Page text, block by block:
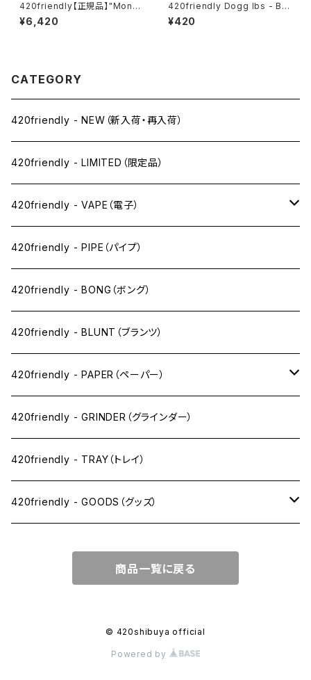
420friendly【正規品】"Monk
ey Pipe" ジェットパル / JET P
AL (スクリーン10枚付き)
¥6,420
420friendly Dogg lbs - Blu
e Paisley Rolling Papers /
1¼サイズ・50枚入
¥420
CATEGORY
420friendly - NEW（新入荷・再入荷）
420friendly - LIMITED（限定品）
420friendly - VAPE（電子）
ペン下
ニコパフ系
ドライ系
ワックス系
420friendly - PIPE（パイプ）
420friendly - BONG（ボング）
420friendly - BLUNT（ブランツ）
420friendly - PAPER（ペーパー）
SW(シングルワイド）サイズ
1 1/4サイズ
キングサイズスリム
キングサイズワイド
420friendly - GRINDER（グラインダー）
420friendly - TRAY（トレイ）
420friendly - GOODS（グッズ）
JOINT（ジョイント系）
CLEANING（掃除・保管）
商品一覧に戻る
© 420shibuya official
Powered by